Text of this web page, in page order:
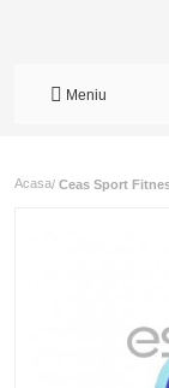
Meniu
Acasa/ Ceas Sport